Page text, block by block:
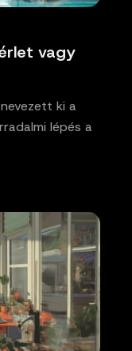
vagy
ki a
lépés a